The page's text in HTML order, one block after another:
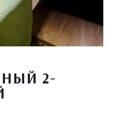
2-